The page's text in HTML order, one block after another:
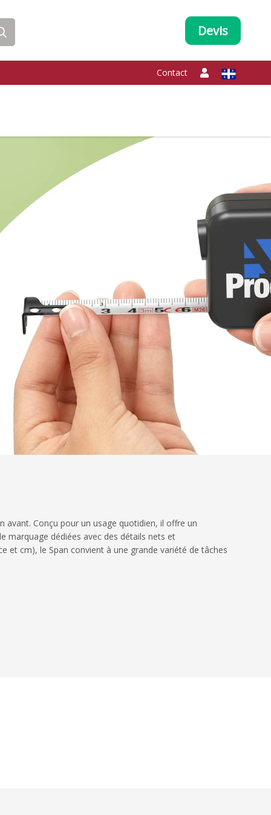
Devis
Contact
Conçu pour un usage quotidien, il offre un
marquage dédiées avec des détails nets et
et cm), le Span convient à une grande variété de tâches